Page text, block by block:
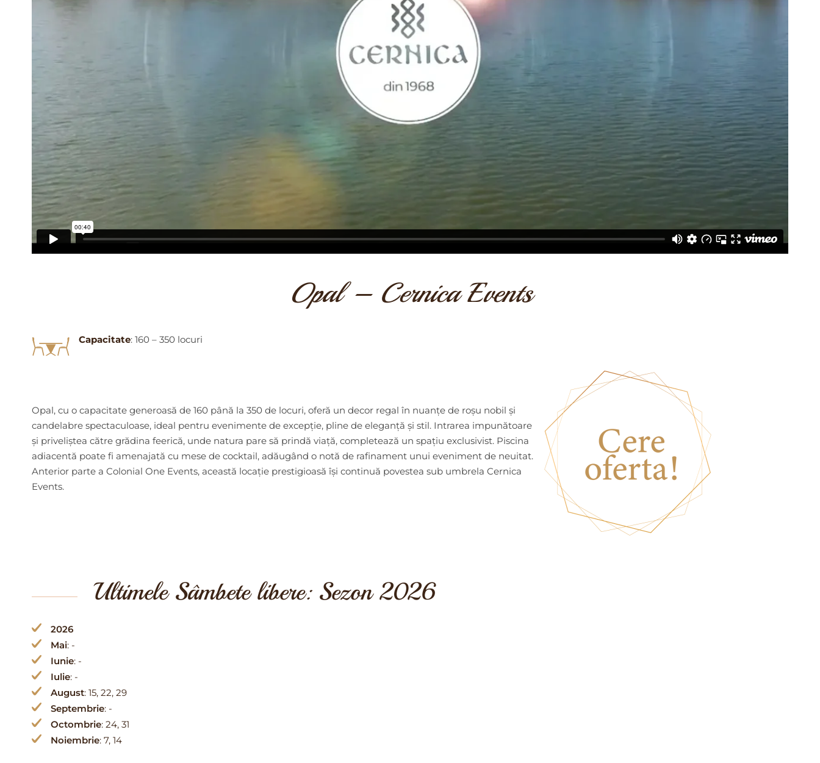
Opal – Cernica Events
Capacitate: 160 – 350 locuri
Opal, cu o capacitate generoasă de 160 până la 350 de locuri, oferă un decor regal în nuanțe de roșu nobil și
candelabre spectaculoase, ideal pentru evenimente de excepție, pline de eleganță și stil. Intrarea impunătoare
și priveliștea către grădina feerică, unde natura pare să prindă viață, completează un spațiu exclusivist. Piscina
adiacentă poate fi amenajată cu mese de cocktail, adăugând o notă de rafinament unui eveniment de neuitat.
Anterior parte a Colonial One Events, această locație prestigioasă își continuă povestea sub umbrela Cernica
Events.
Ultimele Sâmbete libere: Sezon 2026
2026
Mai: -
Iunie: -
Iulie: -
August: 15, 22, 29
Septembrie: -
Octombrie: 24, 31
Noiembrie: 7, 14